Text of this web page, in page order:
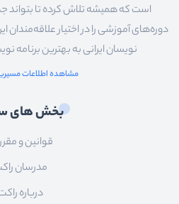
است که همیشه تلاش کرده تا بتواند
دوره‌های آموزشی را در اختیار علاقه‌مندان
نویسان ایرانی به بهترین
مشاهده اطلاعات
بخش های
قوانین و
مدرسان
درباره